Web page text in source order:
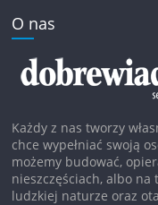
O nas
Każdy z nas tworzy
chce wypełniać swoją
możemy budować,
nieszczęściach, albo
ludzkiej naturze oraz